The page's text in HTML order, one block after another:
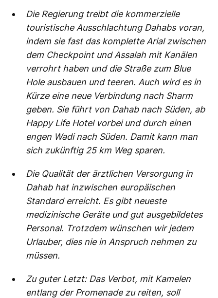
Die Regierung treibt die kommerzielle
touristische Ausschlachtung Dahabs voran,
indem sie fast das komplette Arial zwischen
dem Checkpoint und Assalah mit Kanälen
verrohrt haben und die Straße zum Blue
Hole ausbauen und teeren. Auch wird es in
Kürze eine neue Verbindung nach Sharm
geben. Sie führt von Dahab nach Süden, ab
Happy Life Hotel vorbei und durch einen
engen Wadi nach Süden. Damit kann man
sich zukünftig 25 km Weg sparen.
Die Qualität der ärztlichen Versorgung in
Dahab hat inzwischen europäischen
Standard erreicht. Es gibt neueste
medizinische Geräte und gut ausgebildetes
Personal. Trotzdem wünschen wir jedem
Urlauber, dies nie in Anspruch nehmen zu
müssen.
Zu guter Letzt: Das Verbot, mit Kamelen
entlang der Promenade zu reiten, soll